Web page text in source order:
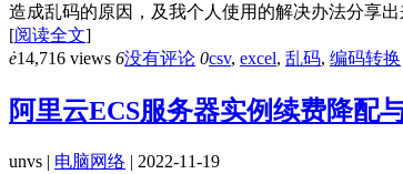
造成乱码的原因，及我个人使用的解决办法分享
[阅读全文]
ė14,716 views 6没有评论 0csv, excel, 乱码, 编码转换
阿里云ECS服务器实例续费降配
unvs | 电脑网络 | 2022-11-19